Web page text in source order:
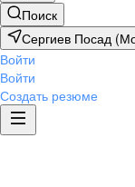
Поиск
Сергиев Посад
Войти
Войти
Создать резюме